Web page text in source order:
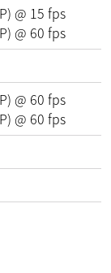
) @ 15 fps
) @ 60 fps
) @ 60 fps
) @ 60 fps